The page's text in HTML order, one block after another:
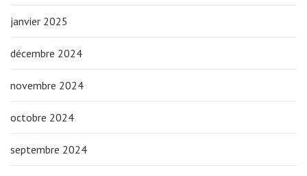
janvier 2025
décembre 2024
novembre 2024
octobre 2024
septembre 2024